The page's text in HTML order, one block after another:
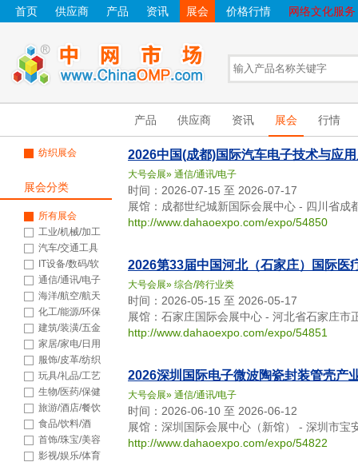
首页 供应商 产品 资讯 展会 价格行情 网络文化服务
产品 供应商 资讯 展会 行情
纺织展会
展会分类
所有展会
工业/机械/加工
汽车/交通工具
IT设备/数码/软
件 通信/通讯/电子
海洋/航空/航天
化工/能源/环保
建筑/装潢/五金
家居/家电/日用
品 服饰/皮革/纺织
玩具/礼品/工艺
品 生物/医药/保健
旅游/酒店/餐饮
食品/饮料/酒
首饰/珠宝/美容
影视/娱乐/体育
2026中国(成都)国际汽车电子技术与应
大号会展» 通信/通讯/电子
时间：2026-07-15 至 2026-07-17
展馆：成都世纪城新国际会展中心 - 四川省成
http://www.dahaoexpo.com/expo/54850
2026第33届中国河北（石家庄）国际医
大号会展» 综合/跨行业类
时间：2026-05-15 至 2026-05-17
展馆：石家庄国际会展中心 - 河北省石家庄市
http://www.dahaoexpo.com/expo/54851
2026深圳国际电子微波陶瓷封装管壳产
大号会展» 通信/通讯/电子
时间：2026-06-10 至 2026-06-12
展馆：深圳国际会展中心（新馆） - 深圳市宝
http://www.dahaoexpo.com/expo/54822